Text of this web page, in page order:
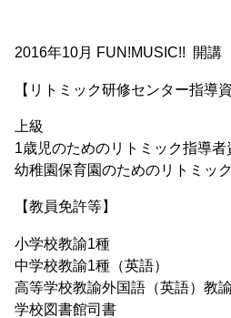
2016年10月 FUN!MUSIC!! 開講
【リトミック研修センター指導資
上級
1歳児のためのリトミック指導者
幼稚園保育園のためのリトミッ
【教員免許等】
小学校教諭1種
中学校教諭1種（英語）
高等学校教諭外国語（英語）教
学校図書館司書